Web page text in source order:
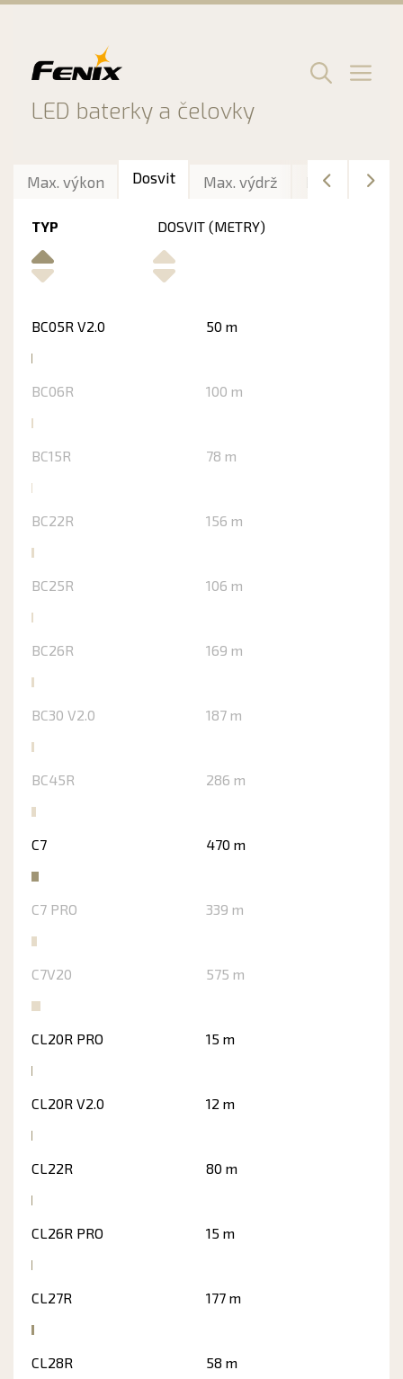
LED baterky a čelovky
Menu
Max. výkon Dosvit Max. výdrž Délka
TYP DOSVIT (METRY)
BC05R V2.0 50 m
BC06R 100 m
BC15R 78 m
BC22R 156 m
BC25R 106 m
BC26R 169 m
BC30 V2.0 187 m
BC45R 286 m
C7 470 m
C7 PRO 339 m
C7V20 575 m
CL20R PRO 15 m
CL20R V2.0 12 m
CL22R 80 m
CL26R PRO 15 m
CL27R 177 m
CL28R 58 m